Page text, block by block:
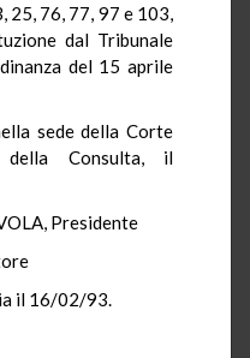
25, 76, 77, 97 e 103,
dal Tribunale
del 15 aprile
sede della Corte
della Consulta, il
Presidente
il 16/02/93.